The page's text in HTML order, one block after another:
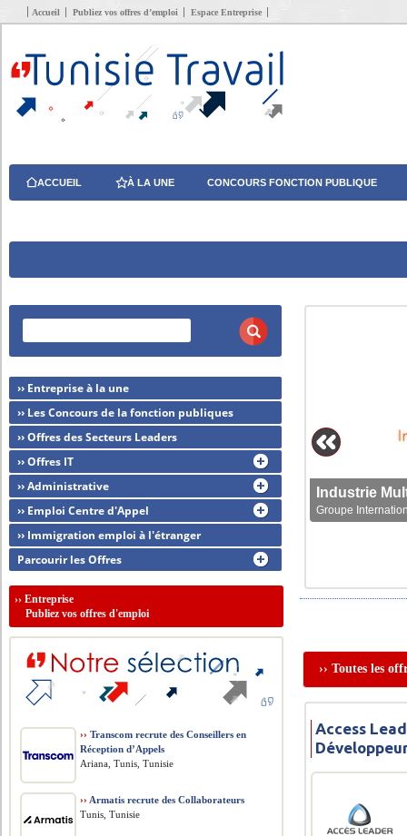
Accueil Publiez vos offres d’emploi Espace Entreprise
ACCUEIL À LA UNE CONCOURS FONCTION PUBLIQUE
Groupe
›› Toutes les
Access
›› Entreprise à la une
›› Les Concours de la fonction publiques
›› Offres des Secteurs Leaders
›› Offres IT
›› Administrative
›› Emploi Centre d'Appel
›› Immigration emploi à l'étranger
Parcourir les Offres
››Entreprise
Publiez vos offres d'emploi
›› Transcom recrute des Conseillers en
Réception d’Appels
Ariana, Tunis, Tunisie
›› Armatis recrute des Collaborateurs
Tunis, Tunisie